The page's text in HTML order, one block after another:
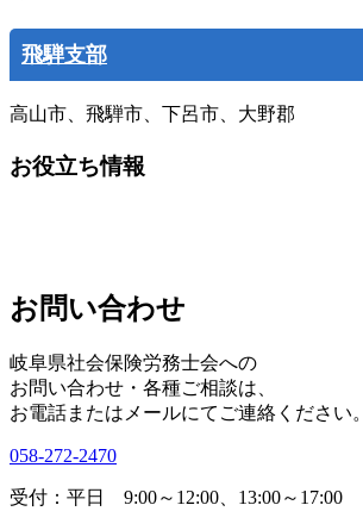
飛騨支部
高山市、飛騨市、下呂市、大野郡
お役立ち情報
お問い合わせ
岐阜県社会保険労務士会への
お問い合わせ・各種ご相談は、
お電話またはメールにてご連絡ください。
058-272-2470
受付：平日 9:00～12:00、13:00～17:00